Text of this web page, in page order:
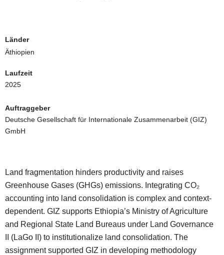
Länder
Äthiopien
Laufzeit
2025
Auftraggeber
Deutsche Gesellschaft für Internationale Zusammenarbeit (GIZ)
GmbH
Land fragmentation hinders productivity and raises
Greenhouse Gases (GHGs) emissions. Integrating CO₂
accounting into land consolidation is complex and context-
dependent. GIZ supports Ethiopia’s Ministry of Agriculture
and Regional State Land Bureaus under Land Governance
II (LaGo II) to institutionalize land consolidation. The
assignment supported GIZ in developing methodology